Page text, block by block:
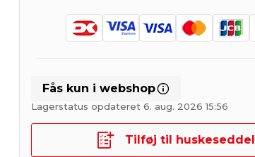
Fås kun i webshop
Lagerstatus opdateret 6. aug. 2026 15:56
Tilføj til huskeseddel